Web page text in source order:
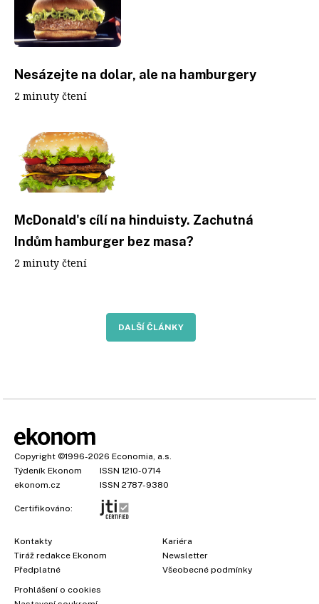
Nesázejte na dolar, ale na hamburgery
2 minuty čtení
McDonald's cílí na hinduisty. Zachutná
Indům hamburger bez masa?
2 minuty čtení
DALŠÍ ČLÁNKY
Copyright ©1996-2026 Economia, a.s.
Týdeník Ekonom
ISSN 1210-0714
ekonom.cz
ISSN 2787-9380
Certifikováno:
Kontakty
Tiráž redakce Ekonom
Předplatné
Kariéra
Newsletter
Všeobecné podmínky
Prohlášení o cookies